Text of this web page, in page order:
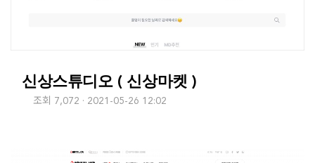
신상스튜디오 ( 신상마켓 )
조회 7,072 2021-05-26 12:02